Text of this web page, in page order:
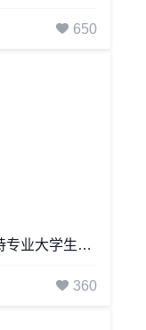
650
播音主持专业大学生职业生涯规划书
360